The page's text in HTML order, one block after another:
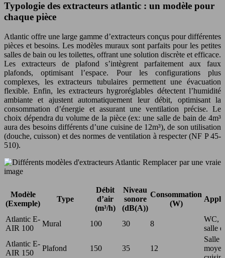
Typologie des extracteurs atlantic : un modèle pour
chaque pièce
Atlantic offre une large gamme d’extracteurs conçus pour différentes
pièces et besoins. Les modèles muraux sont parfaits pour les petites
salles de bain ou les toilettes, offrant une solution discrète et efficace.
Les extracteurs de plafond s’intègrent parfaitement aux faux
plafonds, optimisant l’espace. Pour les configurations plus
complexes, les extracteurs tubulaires permettent une évacuation
flexible. Enfin, les extracteurs hygroréglables détectent l’humidité
ambiante et ajustent automatiquement leur débit, optimisant la
consommation d’énergie et assurant une ventilation précise. Le
choix dépendra du volume de la pièce (ex: une salle de bain de 4m³
aura des besoins différents d’une cuisine de 12m³), de son utilisation
(douche, cuisson) et des normes de ventilation à respecter (NF P 45-
510).
Remplacer par une vraie
image
Modèle
(Exemple)
Type
Débit
d’air
(m³/h)
Niveau
sonore
(dB(A))
Consommation
(W)
Atlantic E-
AIR 100
Mural 100 30 8
WC,
salle
Atlantic E-
AIR 150
Plafond 150 35 12
Salle